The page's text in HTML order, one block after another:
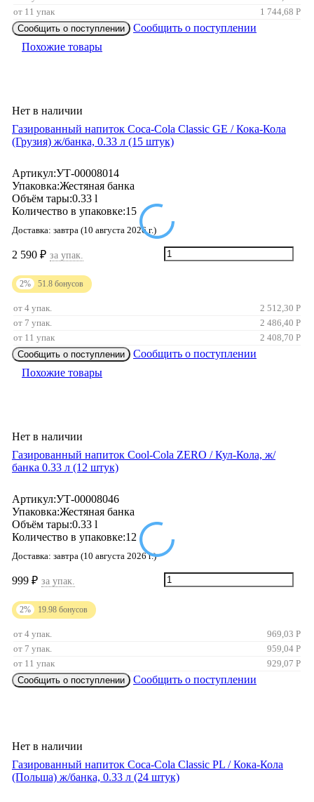
от 11 упак
1 744,68 Р
Сообщить о поступлении
Сообщить о поступлении
Похожие товары
Нет в наличии
Газированный напиток Coca-Cola Classic GE / Кока-Кола
(Грузия) ж/банкa, 0.33 л (15 штук)
Артикул:УТ-00008014
Упаковка:Жестяная банка
Объём тары:0.33 l
Количество в упаковке:15
Доставка: завтра (10 августа 2026 г.)
2 590 ₽ за упак.
2% 51.8 бонусов
от 4 упак. 2 512,30 Р
от 7 упак.
2 486,40 Р
от 11 упак
2 408,70 Р
Сообщить о поступлении
Сообщить о поступлении
Похожие товары
Нет в наличии
Газированный напиток Cool-Cola ZERO / Кул-Кола, ж/
банка 0.33 л (12 штук)
Артикул:УТ-00008046
Упаковка:Жестяная банка
Объём тары:0.33 l
Количество в упаковке:12
Доставка: завтра (10 августа 2026 г.)
999 ₽ за упак.
2% 19.98 бонусов
от 4 упак. 969,03 Р
от 7 упак.
959,04 Р
от 11 упак
929,07 Р
Сообщить о поступлении
Сообщить о поступлении
Нет в наличии
Газированный напиток Coca-Cola Classic PL / Кока-Кола
(Польша) ж/банкa, 0.33 л (24 штук)